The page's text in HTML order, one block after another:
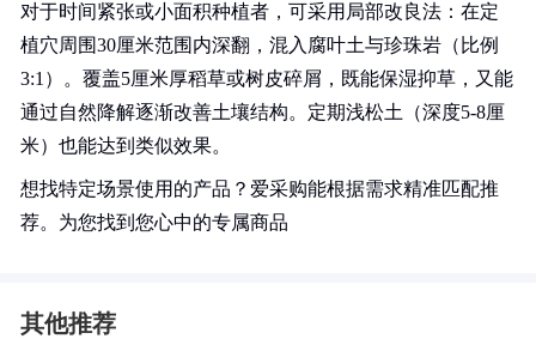
对于时间紧张或小面积种植者，可采用局部改良法：在定
植穴周围30厘米范围内深翻，混入腐叶土与珍珠岩（比例
3:1）。覆盖5厘米厚稻草或树皮碎屑，既能保湿抑草，又能
通过自然降解逐渐改善土壤结构。定期浅松土（深度5-8厘
米）也能达到类似效果。
想找特定场景使用的产品？爱采购能根据需求精准匹配推
荐。为您找到您心中的专属商品
其他推荐